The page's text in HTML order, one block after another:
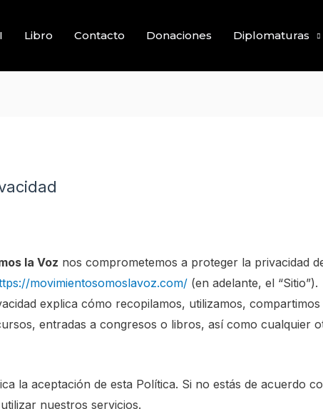
Libro Contacto Donaciones Diplomaturas
la Voz nos comprometemos a proteger la privacidad
movimientosomoslavoz.com/(en adelante, el “Sitio”).
explica cómo recopilamos, utilizamos,
entradas a congresos o libros, así como cualquier
la aceptación de esta Política. Si no estás de acuerdo
nuestros servicios.